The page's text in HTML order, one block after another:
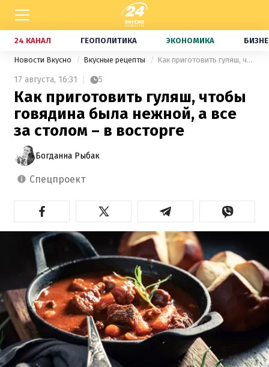
24 КАНАЛ ГЕОПОЛИТИКА ЭКОНОМИКА
Новости Вкусно Вкусные рецепты Как приготовить гуляш, чтобы говядина была нежной, а все за столом – в восторге
17 августа, 16:31 5
Как приготовить гуляш, чтобы
говядина была нежной, а все
за столом – в восторге
Богданна Рыбак
спецпроект